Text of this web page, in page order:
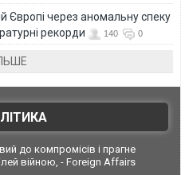
Європі через аномальну спеку
рекорди
140 0
до компромісів і прагне
війною, - Foreign Affairs